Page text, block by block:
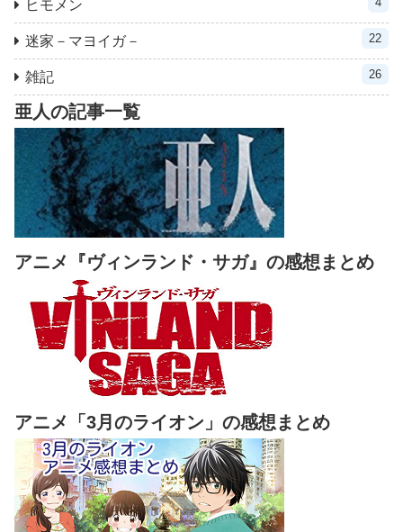
ヒモメン
迷家－マヨイガ－ 22
雑記 26
亜人の記事一覧
アニメ『ヴィンランド・サガ』の感想まとめ
アニメ「3月のライオン」の感想まとめ